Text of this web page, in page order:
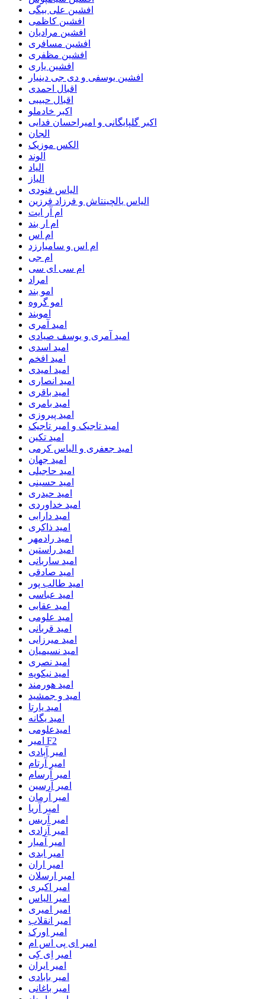
افشین علی بیگی
افشین کاظمی
افشین مرادیان
افشین مسافری
افشین مظفری
افشین یاری
افشین یوسفی و دی جی دینیار
اقبال احمدی
اقبال حبیبی
اکبر خادملو
اکبر گلپایگانی و امیراحسان فدایی
الجان
الکس موزیک
الوند
الیاد
الیاز
الیاس فنودی
الیاس یالچینتاش و فرزاد فرزین
ام آر ایت
ام‌ ار بند
ام اس
ام اس و سامیارزد
ام جی
ام سی ای سی
امراد
امو بند
امو گروه
اموبند
امید آمری
امید آمری و یوسف صیادی
امید اسدی
امید افخم
امید امیدی
امید انصاری
امید باقری
امید بامری
امید پیروزی
امید تاجیک و امیر تاجیک
امید تکین
امید جعفری و الیاس کرمی
امید جهان
امید حاجیلی
امید حسینی
امید حیدری
امید خداوردی
امید دارابی
امید ذاکری
امید رادمهر
امید راستین
امید ساربانی
امید صادقی
امید طالب پور
امید عباسی
امید عقابی
امید علومی
امید قربانی
امید میرزایی
امید نسیمیان
امید نصری
امید نیکویه
امید هورمند
امید و جمشید
امید یارتا
امید یگانه
امیدعلومی
امیر F2
امیر آبادی
امیر آرتام
امیر آرسام
امیر آرسین
امیر آرمان
امیر آریا
امیر آریس
امیر آزادی
امیر آمیار
امیر ابدی
امیر اران
امیر ارسلان
امیر اکبری
امیر الیاس
امیر امیری
امیر انقلاب
امیر اورک
امیر ای پی اس ام
امیر اِی کِی
امیر ایران
امیر بابادی
امیر باغانی